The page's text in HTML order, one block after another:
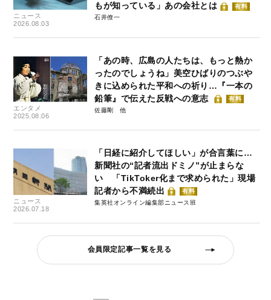
ニュース
2026.08.03
もが知っている」あの会社とは
有料
石井僚一
エンタメ
2025.08.06
「あの時、広島の人たちは、もっと熱か
ったのでしょうね」美空ひばりのつぶや
きに込められた平和への祈り…『一本の
鉛筆』で伝えた反戦への意志
有料
佐藤剛
ニュース
2026.07.18
「日経に紹介してほしい」が合言葉に…
新聞社の“記者流出ドミノ”が止まらな
い 「TikToker化まで求められた」現場
記者から不満続出
有料
集英社オンライン編集部ニュース班
会員限定記事一覧を見る